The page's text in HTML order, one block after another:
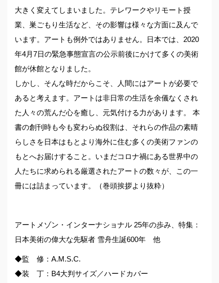
大きく変えてしまいました。テレワークやリモート授
業、巣ごもり生活など、その影響は様々な方面に及んで
います。アートも例外ではありません。日本では、2020
年4月7日の緊急事態宣言の公示前後にかけて多くの美術
館が休館となりました。
しかし、そんな時だからこそ、人間にはアートが必要で
あると考えます。アートは非日常の生活を余儀なくされ
た人々の荒んだ心を癒し、元気付ける力があります。 本
書の創刊時も今も変わらぬ役割は、それらの作品の素晴
らしさを日本はもとより海外に住む多くの美術ファンの
もとへお届けすること。いまだコロナ禍にある世界中の
人たちに求められる厳選されたアートの数々が、この一
冊には詰まっています。（巻頭挨拶より抜粋）
アートメゾン・インターナショナル 25年の歩み、特集：
日本美術の偉大な先駆者 雪舟生誕600年 他
◆監 修：A.M.S.C.
◆装 丁：B4大判サイズ／ハードカバー